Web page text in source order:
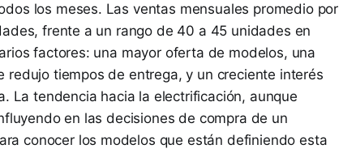
los meses. Las ventas mensuales promedio por
frente a un rango de 40 a 45 unidades en
factores: una mayor oferta de modelos, una
redujo tiempos de entrega, y un creciente interés
La tendencia hacia la electrificación, aunque
en las decisiones de compra de un
conocer los modelos que están definiendo esta